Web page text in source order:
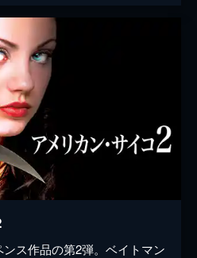
ス作品の第2弾。ベイトマン